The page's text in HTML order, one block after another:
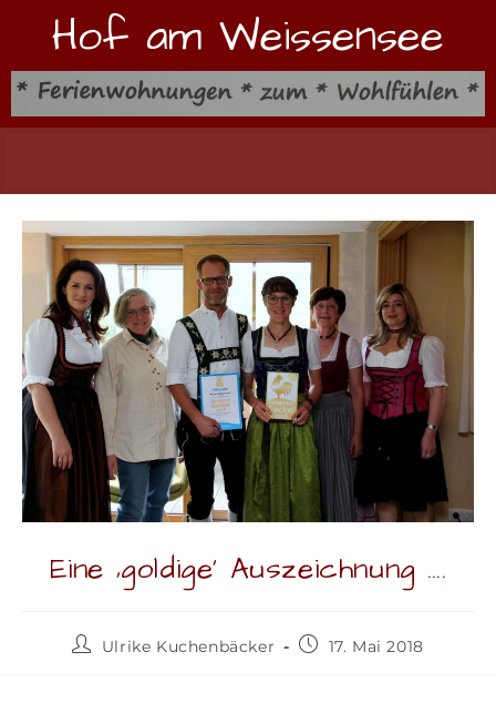
Hof am Weissensee
Eine ‚goldige‘ Auszeichnung ….
Ulrike Kuchenbäcker 17. Mai 2018